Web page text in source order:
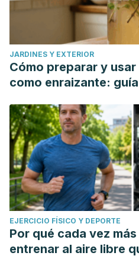
JARDINES Y EXTERIOR
Cómo preparar y
como enraizante:
EJERCICIO FÍSICO Y DEPORTE
Por qué cada vez
entrenar al aire libre